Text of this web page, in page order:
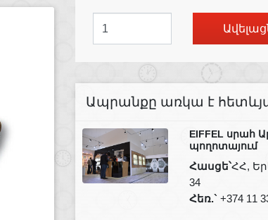
Ապրանքը առկա է
EIFFEL սրահ
պողոտայում
Հասցե՝ՀՀ,
34
Հեռ.` +374 11